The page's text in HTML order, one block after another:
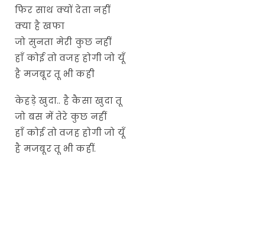
फिर साथ क्यों देता नहीं
क्या है खफा
जो सुनता मेरी कुछ नहीं
हाँ कोई तो वजह होगी जो यूँ
है मजबूर तू भी कही
केहड़े खुदा.. है कैसा खुदा तू
जो बस में तेरे कुछ नहीं
हाँ कोई तो वजह होगी जो यूँ
है मजबूर तू भी कहीं.